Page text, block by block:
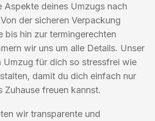
Aspekte deines Umzugs nach
der sicheren Verpackung
bis hin zur termingerechten
wir uns um alle Details. Unser
Umzug für dich so stressfrei wie
damit du dich einfach nur
Zuhause freuen kannst.
wir transparente und